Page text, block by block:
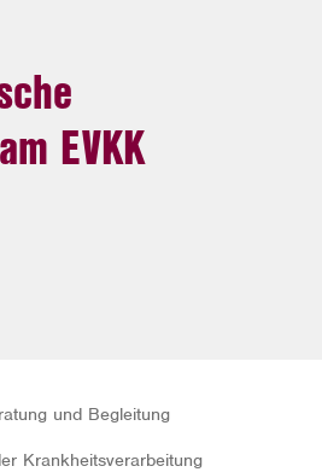
EVKK
Betreuung
und Ängste sind
nehmen Ihre Sorgen ernst und
und Begleitung
Krankheitsverarbeitung